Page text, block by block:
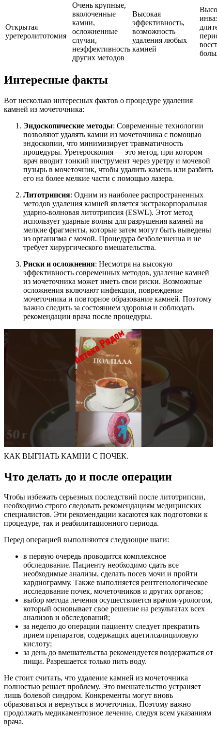
Открытая
уретеролитотомия
Очень крупные,
вколоченные
камни,
осложненные
случаи,
неэффективность
других методов
Высокая
эффективность,
возможность
удаления любых
камней
Интересные факты
Вот несколько интересных фактов о процедуре удаления
камней из мочеточника:
Эндоскопические методы: Современные технологии
позволяют удалять камни из мочеточника с помощью
эндоскопии, что минимизирует травматичность
процедуры. Уретероскопия — это метод, при котором
врач вводит тонкий инструмент через уретру и мочевой
пузырь в мочеточник, чтобы удалить камень или разбить
его на более мелкие части с помощью лазера.
Литотрипсия: Одним из наиболее распространенных
методов удаления камней является экстракорпоральная
ударно-волновая литотрипсия (ESWL). Этот метод
использует ударные волны для разрушения камней на
мелкие фрагменты, которые затем могут быть выведены
из организма с мочой. Процедура безболезненна и не
требует хирургического вмешательства.
Риски и осложнения: Несмотря на высокую
эффективность современных методов, удаление камней
из мочеточника может иметь свои риски. Возможные
осложнения включают инфекции, повреждение
мочеточника и повторное образование камней. Поэтому
важно следить за состоянием здоровья и соблюдать
рекомендации врача после процедуры.
КАК ВЫГНАТЬ КАМНИ С ПОЧЕК.
Что делать до и после операции
Чтобы избежать серьезных последствий после литотрипсии,
необходимо строго следовать рекомендациям медицинских
специалистов. Эти рекомендации касаются как подготовки к
процедуре, так и реабилитационного периода.
Перед операцией выполняются следующие шаги:
в первую очередь проводится комплексное
обследование. Пациенту необходимо сдать все
необходимые анализы, сделать посев мочи и пройти
кардиограмму. Также выполняется рентгенологическое
исследование почек, мочеточников и других органов;
выбор метода лечения осуществляется врачом-урологом,
который основывает свое решение на результатах всех
анализов и обследований;
за неделю до операции пациенту следует прекратить
прием препаратов, содержащих ацетилсалициловую
кислоту;
за день до вмешательства рекомендуется воздержаться от
пищи. Разрешается только пить воду.
Не стоит считать, что удаление камней из мочеточника
полностью решает проблему. Это вмешательство устраняет
лишь болевой синдром. Конкременты могут вновь
образоваться и вернуться в мочеточник. Поэтому важно
продолжать медикаментозное лечение, следуя всем указаниям
врача.